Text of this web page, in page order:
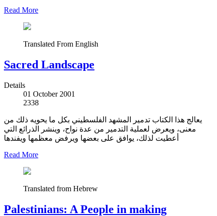
Read More
Translated From English
Sacred Landscape
Details
01 October 2001
2338
يعالج هذا الكتاب تدمير المشهد الفلسطيني بكل ما يحويه ذلك من
معنى، ويعرض لعملية التدمير من عدة نواح، وينشر الذرائع التي
أعطيت لذلك، يوافق على بعضها ويرفض معظمها ويفندها
Read More
Translated from Hebrew
Palestinians: A People in making